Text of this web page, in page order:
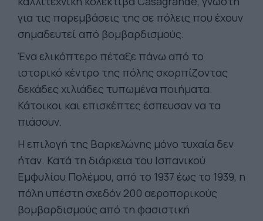
για τις παρεμβάσεις της σε πόλεις που έχουν
σημαδευτεί από βομβαρδισμούς.
Ένα ελικόπτερο πέταξε πάνω από το
ιστορικό κέντρο της πόλης σκορπίζοντας
δεκάδες χιλιάδες τυπωμένα ποιήματα.
Κάτοικοι και επισκέπτες έσπευσαν να τα
πιάσουν.
Η επιλογή της Βαρκελώνης μόνο τυχαία δεν
ήταν. Κατά τη διάρκεια του Ισπανικού
Εμφυλίου Πολέμου, από το 1937 έως το 1939, η
πόλη υπέστη σχεδόν 200 αεροπορικούς
βομβαρδισμούς από τη φασιστική